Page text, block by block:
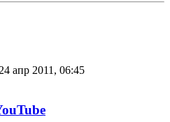
апр 2011, 06:45